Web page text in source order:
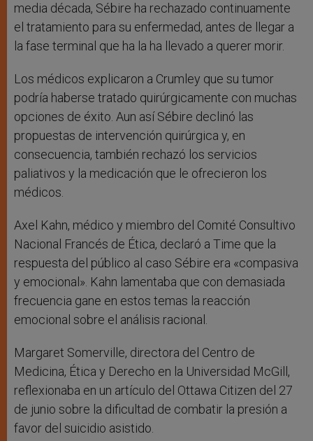
media década, Sébire ha rechazado continuamente
el tratamiento para su enfermedad, antes de llegar a
la fase terminal que ha la ha llevado a querer morir.
Los médicos explicaron a Crumley que su tumor
podría haberse tratado quirúrgicamente con muchas
opciones de éxito. Aun así Sébire declinó las
propuestas de intervención quirúrgica y, en
consecuencia, también rechazó los servicios
paliativos y la medicación que le ofrecieron los
médicos.
Axel Kahn, médico y miembro del Comité Consultivo
Nacional Francés de Ética, declaró a Time que la
respuesta del público al caso Sébire era «compasiva
y emocional». Kahn lamentaba que con demasiada
frecuencia gane en estos temas la reacción
emocional sobre el análisis racional.
Margaret Somerville, directora del Centro de
Medicina, Ética y Derecho en la Universidad McGill,
reflexionaba en un artículo del Ottawa Citizen del 27
de junio sobre la dificultad de combatir la presión a
favor del suicidio asistido.